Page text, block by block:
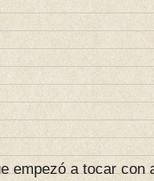
empezó a tocar con